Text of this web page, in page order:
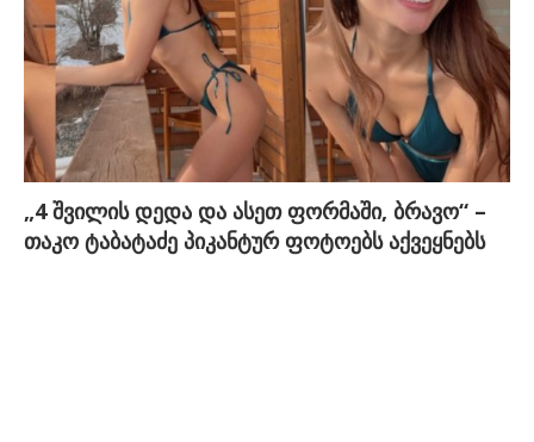
„4 შვილის დედა და ასეთ ფორმაში, ბრავო“ –
თაკო ტაბატაძე პიკანტურ ფოტოებს აქვეყნებს